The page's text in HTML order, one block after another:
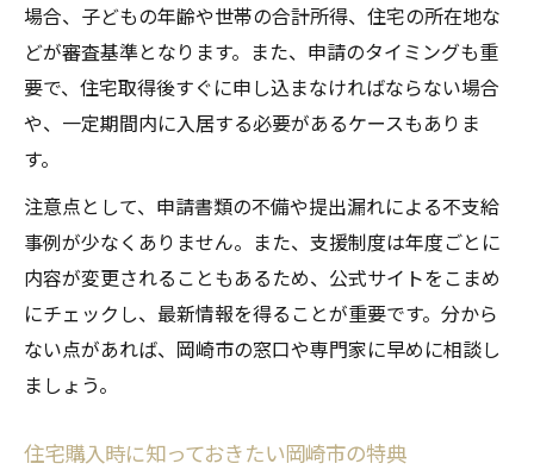
場合、子どもの年齢や世帯の合計所得、住宅の所在地な
どが審査基準となります。また、申請のタイミングも重
要で、住宅取得後すぐに申し込まなければならない場合
や、一定期間内に入居する必要があるケースもありま
す。
注意点として、申請書類の不備や提出漏れによる不支給
事例が少なくありません。また、支援制度は年度ごとに
内容が変更されることもあるため、公式サイトをこまめ
にチェックし、最新情報を得ることが重要です。分から
ない点があれば、岡崎市の窓口や専門家に早めに相談し
ましょう。
住宅購入時に知っておきたい岡崎市の特典